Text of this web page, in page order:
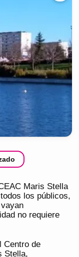
Maris Stella
los públicos,
no requiere
Centro de
Stella,